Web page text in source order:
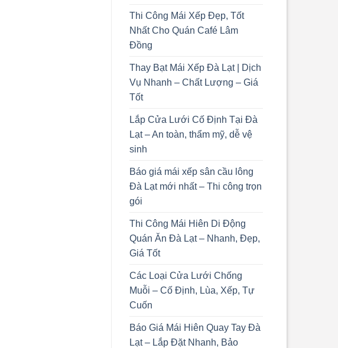
Thi Công Mái Xếp Đẹp, Tốt
Nhất Cho Quán Café Lâm
Đồng
Thay Bạt Mái Xếp Đà Lạt | Dịch
Vụ Nhanh – Chất Lượng – Giá
Tốt
Lắp Cửa Lưới Cố Định Tại Đà
Lạt – An toàn, thẩm mỹ, dễ vệ
sinh
Báo giá mái xếp sân cầu lông
Đà Lạt mới nhất – Thi công trọn
gói
Thi Công Mái Hiên Di Động
Quán Ăn Đà Lạt – Nhanh, Đẹp,
Giá Tốt
Các Loại Cửa Lưới Chống
Muỗi – Cố Định, Lùa, Xếp, Tự
Cuốn
Báo Giá Mái Hiên Quay Tay Đà
Lạt – Lắp Đặt Nhanh, Bảo